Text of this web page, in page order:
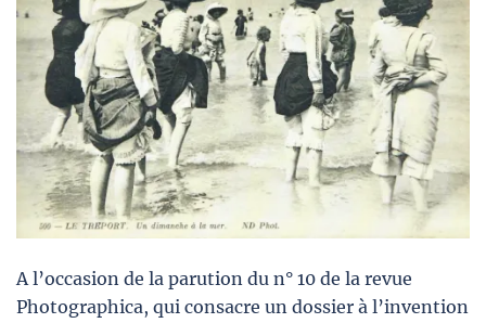
A l’occasion de la parution du n° 10 de la revue
Photographica, qui consacre un dossier à l’invention